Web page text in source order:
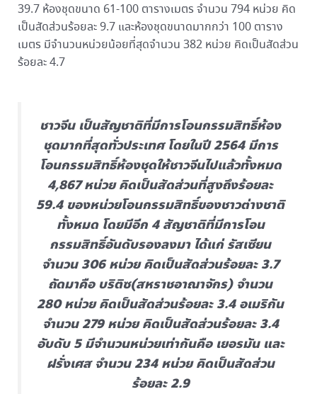
39.7 ห้องชุดขนาด 61-100 ตารางเมตร จำนวน 794 หน่วย คิด
เป็นสัดส่วนร้อยละ 9.7 และห้องชุดขนาดมากกว่า 100 ตาราง
เมตร มีจำนวนหน่วยน้อยที่สุดจำนวน 382 หน่วย คิดเป็นสัดส่วน
ร้อยละ 4.7
ชาวจีน เป็นสัญชาติที่มีการโอนกรรมสิทธิ์ห้อง
ชุดมากที่สุดทั่วประเทศ โดยในปี 2564 มีการ
โอนกรรมสิทธิ์ห้องชุดให้ชาวจีนไปแล้วทั้งหมด
4,867 หน่วย คิดเป็นสัดส่วนที่สูงถึงร้อยละ
59.4 ของหน่วยโอนกรรมสิทธิ์ของชาวต่างชาติ
ทั้งหมด โดยมีอีก 4 สัญชาติที่มีการโอน
กรรมสิทธิ์อันดับรองลงมา ได้แก่ รัสเซียน
จำนวน 306 หน่วย คิดเป็นสัดส่วนร้อยละ 3.7
ถัดมาคือ บริติซ(สหราชอาณาจักร) จำนวน
280 หน่วย คิดเป็นสัดส่วนร้อยละ 3.4 อเมริกัน
จำนวน 279 หน่วย คิดเป็นสัดส่วนร้อยละ 3.4
อับดับ 5 มีจำนวนหน่วยเท่ากันคือ เยอรมัน และ
ฝรั่งเศส จำนวน 234 หน่วย คิดเป็นสัดส่วน
ร้อยละ 2.9